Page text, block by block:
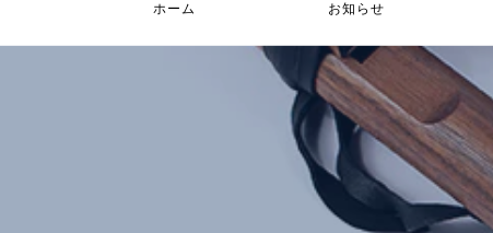
ホーム お知らせ